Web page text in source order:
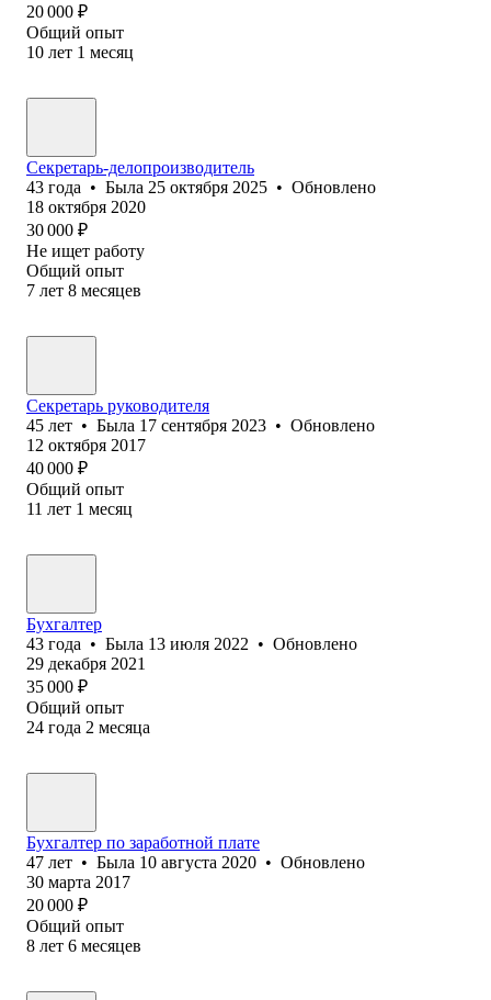
20 000 ₽
Общий опыт
10 лет 1 месяц
Секретарь-делопроизводитель
43 года • Была 25 октября 2025 • Обновлено
18 октября 2020
30 000 ₽
Не ищет работу
Общий опыт
7 лет 8 месяцев
Секретарь руководителя
45 лет • Была 17 сентября 2023 • Обновлено
12 октября 2017
40 000 ₽
Общий опыт
11 лет 1 месяц
Бухгалтер
43 года • Была 13 июля 2022 • Обновлено
29 декабря 2021
35 000 ₽
Общий опыт
24 года 2 месяца
Бухгалтер по заработной плате
47 лет • Была 10 августа 2020 • Обновлено
30 марта 2017
20 000 ₽
Общий опыт
8 лет 6 месяцев